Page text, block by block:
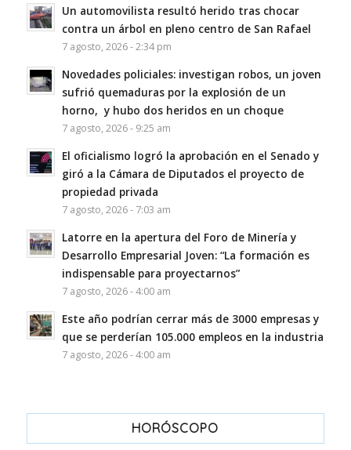
Un automovilista resultó herido tras chocar
contra un árbol en pleno centro de San Rafael
7 agosto, 2026 - 2:34 pm
Novedades policiales: investigan robos, un joven
sufrió quemaduras por la explosión de un
horno, y hubo dos heridos en un choque
7 agosto, 2026 - 9:25 am
El oficialismo logró la aprobación en el Senado y
giró a la Cámara de Diputados el proyecto de
propiedad privada
7 agosto, 2026 - 7:03 am
Latorre en la apertura del Foro de Minería y
Desarrollo Empresarial Joven: “La formación es
indispensable para proyectarnos”
7 agosto, 2026 - 4:00 am
Este año podrían cerrar más de 3000 empresas y
que se perderían 105.000 empleos en la industria
7 agosto, 2026 - 4:00 am
HORÓSCOPO